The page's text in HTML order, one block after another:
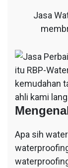
Jasa
itu RBP-
kemudahan
ahli kami
Apa sih